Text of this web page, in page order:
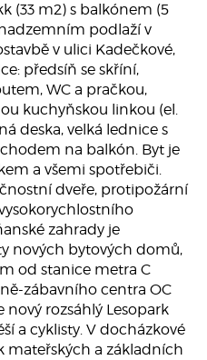
(33 m2) s balkónem (5
podlaží v
v ulici Kadečkové,
předsíň se skříní,
WC a pračkou,
kuchyňskou linkou (el.
deska, velká lednice s
na balkón. Byt je
a všemi spotřebiči.
dveře, protipožární
zahrady je
nových bytových domů,
od stanice metra C
zábavního centra OC
nový rozsáhlý Lesopark
a cyklisty. V docházkové
mateřských a základních